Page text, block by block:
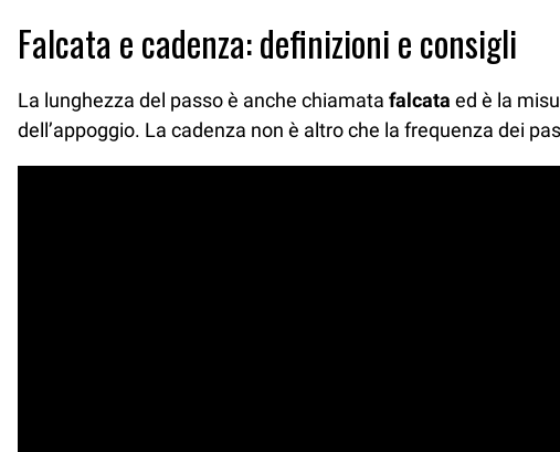
Falcata e cadenza: definizioni e consigli
La lunghezza del passo è anche chiamata falcata ed è la
dell’appoggio. La cadenza non è altro che la frequenza dei